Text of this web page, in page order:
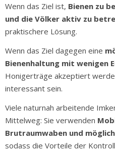
Wenn das Ziel ist, Bienen zu
und die Völker aktiv zu
praktischere Lösung.
Wenn das Ziel dagegen eine
Bienenhaltung mit wenigen
Honigerträge akzeptiert
interessant sein.
Viele naturnah arbeitende
Mittelweg: Sie verwenden
Brutraumwaben und
sodass die Vorteile der